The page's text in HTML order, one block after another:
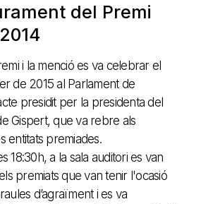
del Premi
i la menció es va celebrar el
de 2015 al Parlament de
presidit per la presidenta del
Gispert, que va rebre als
entitats premiades.
18:30h, a la sala auditori es van
premiats que van tenir l'ocasió
d’agraïment i es va